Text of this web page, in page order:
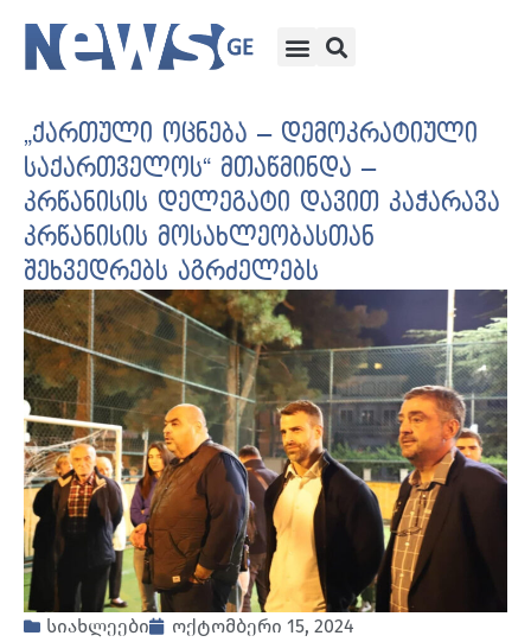
„ქართული ოცნება – დემოკრატიული
საქართველოს“ მთაწმინდა –
კრწანისის დელეგატი დავით კაჭარავა
კრწანისის მოსახლეობასთან
შეხვედრებს აგრძელებს
სიახლეები
ოქტომბერი 15, 2024